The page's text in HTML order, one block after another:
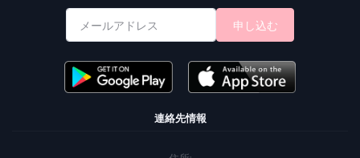
申し込む
連絡先情報